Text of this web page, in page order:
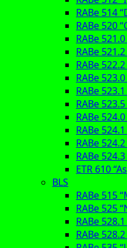
RABe 514
RABe 520
RABe
RABe
RABe
RABe
RABe
RABe
RABe
RABe
RABe
RABe
ETR 610
BLS
RABe 515
RABe 525
RABe 528.1
RABe 528.2